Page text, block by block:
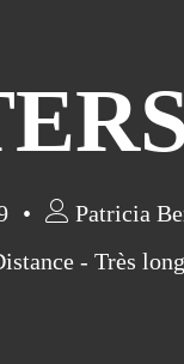
Patricia
- Très